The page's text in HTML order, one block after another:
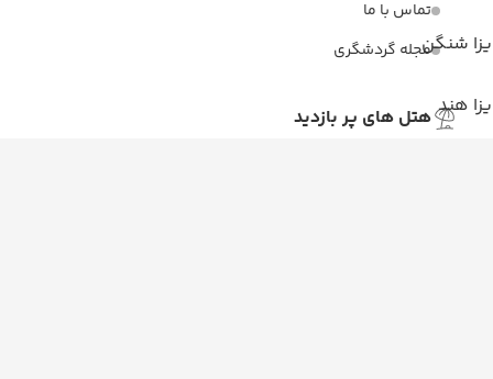
شنگن
هند
تماس با ما
مجله گردشگری
هتل های پر بازدید